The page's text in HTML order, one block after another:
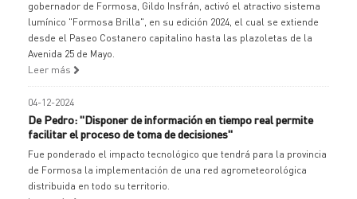
gobernador de Formosa, Gildo Insfrán, activó el atractivo sistema
lumínico "Formosa Brilla", en su edición 2024, el cual se extiende
desde el Paseo Costanero capitalino hasta las plazoletas de la
Avenida 25 de Mayo.
Leer más
04-12-2024
De Pedro: "Disponer de información en tiempo real permite
facilitar el proceso de toma de decisiones"
Fue ponderado el impacto tecnológico que tendrá para la provincia
de Formosa la implementación de una red agrometeorológica
distribuida en todo su territorio.